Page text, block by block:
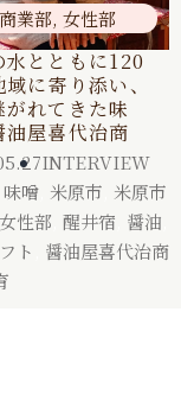
商業部, 女性部
水とともに120
に寄り添い、
がれてきた味
油屋喜代治商
INTERVIEW
味噌 米原市 米原市
性部 醒井宿 醤油
ト
醤油屋喜代治商